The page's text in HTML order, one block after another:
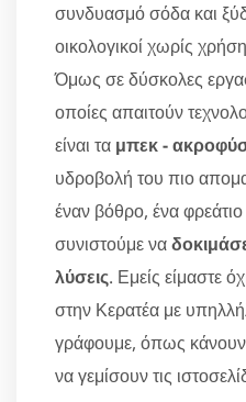
συνδυασμό σόδα και
οικολογικοί χωρίς
Όμως σε δύσκολες
οποίες απαιτούν
είναι τα μπεκ -
υδροβολή του πιο
έναν βόθρο, ένα
συνιστούμε να
λύσεις. Εμείς είμαστε
στην Κερατέα με
γράφουμε, όπως
να γεμίσουν τις